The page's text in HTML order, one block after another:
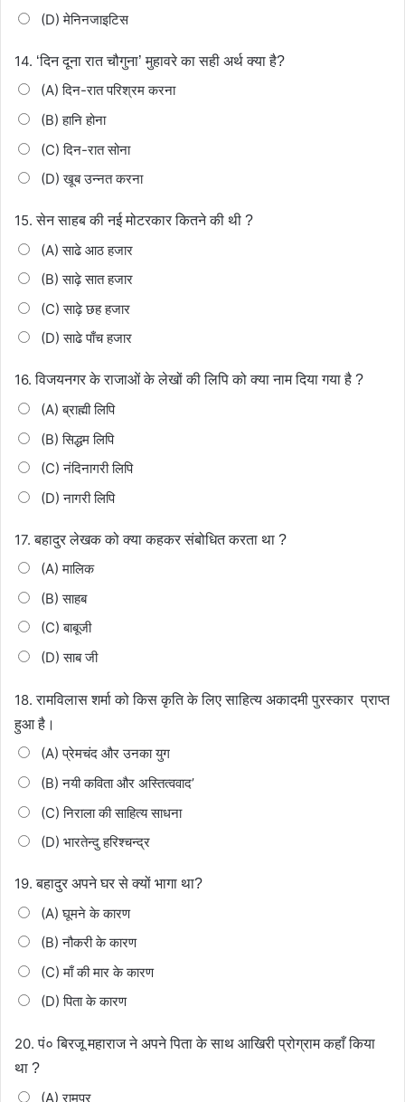
(D) मेनिनजाइटिस
14. ‘दिन दूना रात चौगुना’ मुहावरे का सही अर्थ क्या है?
(A) दिन-रात परिश्रम करना
(B) हानि होना
(C) दिन-रात सोना
(D) खूब उन्नत करना
15.सेन साहब की नई मोटरकार कितने की थी ?
(A) साढे आठ हजार
(B) साढ़े सात हजार
(C) साढ़े छह हजार
(D) साढे पाँच हजार
16.विजयनगर के राजाओं के लेखों की लिपि को क्या नाम दिया गया है ?
(A) ब्राह्मी लिपि
(B) सिद्धम लिपि
(C) नंदिनागरी लिपि
(D) नागरी लिपि
17.बहादुर लेखक को क्या कहकर संबोधित करता था ?
(A) मालिक
(B) साहब
(C) बाबूजी
(D) साब जी
18.रामविलास शर्मा को किस कृति के लिए साहित्य अकादमी पुरस्कारप्राप्त
हुआ है।
(A) प्रेमचंद और उनका युग
(B) नयी कविता और अस्तित्ववाद’
(C) निराला की साहित्य साधना
(D) भारतेन्दु हरिश्चन्द्र
19.बहादुर अपने घर से क्यों भागा था?
(A) घूमने के कारण
(B) नौकरी के कारण
(C) माँ की मार के कारण
(D) पिता के कारण
20.पं० बिरजू महाराज ने अपने पिता के साथ आखिरी प्रोग्राम कहाँकिया
था ?
(A) रामपुर